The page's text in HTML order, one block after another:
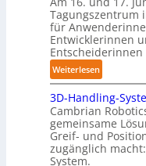
o
t
g
e
P
o
l
y
m
e
r
l
a
Tagungszentrum
für
Entwicklerinnen
Weiterlesen:
A
u
t
o
m
3D-Handling-
Cambrian
gemeinsame
Greif- und
zugänglich
System.